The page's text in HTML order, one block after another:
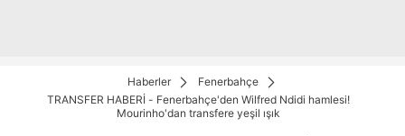
Haberler
Fenerbahçe
TRANSFER HABERİ - Fenerbahçe'den Wilfred Ndidi hamlesi!
Mourinho'dan transfere yeşil ışık